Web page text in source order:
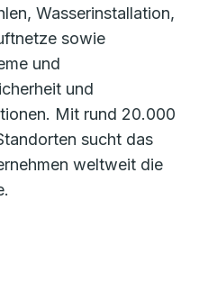
Wasserinstallation,
sowie
und
und
Mit rund 20.000
sucht das
weltweit die